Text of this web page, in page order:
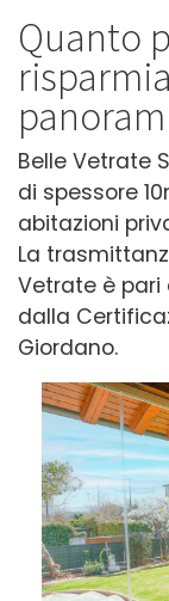
Quanto
Belle Vetrate
di spessore
abitazioni
La
Vetrate è pari
dalla
Giordano.